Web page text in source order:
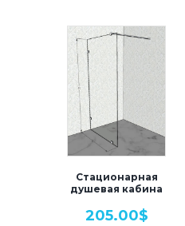
Стационарная
душевая кабина
Модель 1.
205.00$